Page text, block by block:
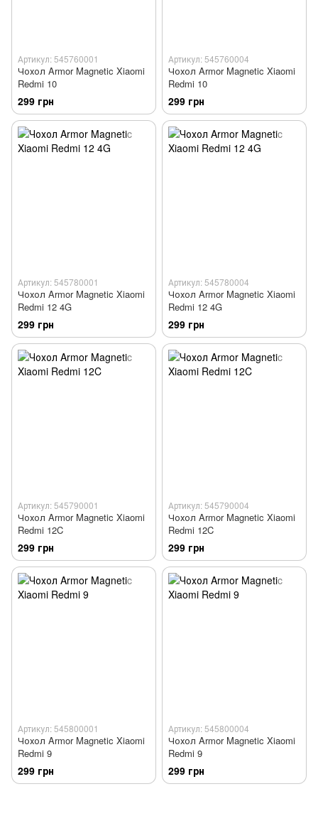
Артикул: 545760001
Чохол Armor Magnetic Xiaomi
Redmi 10
299 грн
Артикул: 545760004
Чохол Armor Magnetic Xiaomi
Redmi 10
299 грн
Артикул: 545780001
Чохол Armor Magnetic Xiaomi
Redmi 12 4G
299 грн
Артикул: 545780004
Чохол Armor Magnetic Xiaomi
Redmi 12 4G
299 грн
Артикул: 545790001
Чохол Armor Magnetic Xiaomi
Redmi 12C
299 грн
Артикул: 545790004
Чохол Armor Magnetic Xiaomi
Redmi 12C
299 грн
Артикул: 545800001
Чохол Armor Magnetic Xiaomi
Redmi 9
299 грн
Артикул: 545800004
Чохол Armor Magnetic Xiaomi
Redmi 9
299 грн